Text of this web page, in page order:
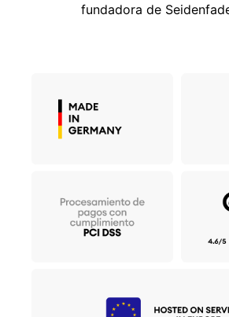
fundadora de